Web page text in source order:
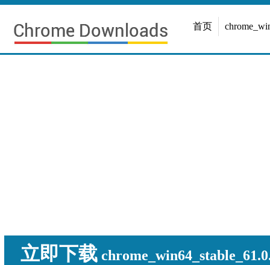
首页
立即下载